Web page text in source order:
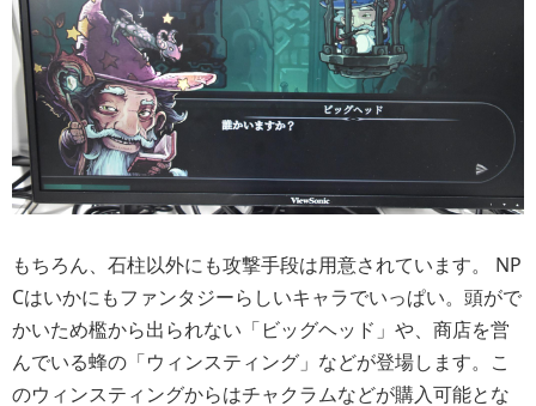
もちろん、石柱以外にも攻撃手段は用意されています。 NP
Cはいかにもファンタジーらしいキャラでいっぱい。頭がで
かいため檻から出られない「ビッグヘッド」や、商店を営
んでいる蜂の「ウィンスティング」などが登場します。こ
のウィンスティングからはチャクラムなどが購入可能とな